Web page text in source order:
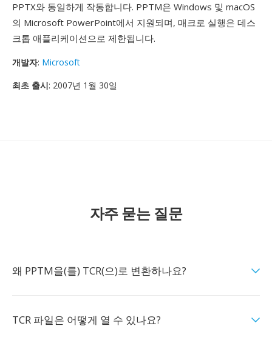
PPTX와 동일하게 작동합니다. PPTM은 Windows 및 macOS
의 Microsoft PowerPoint에서 지원되며, 매크로 실행은 데스
크톱 애플리케이션으로 제한됩니다.
개발자: Microsoft
최초 출시: 2007년 1월 30일
자주 묻는 질문
왜 PPTM을(를) TCR(으)로 변환하나요?
TCR 파일은 어떻게 열 수 있나요?